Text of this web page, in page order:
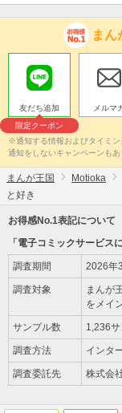
まん
友だち追加
限定クーポン
メルマ
※通知する情報およびタイミ
通知をしないキャンペーンもあ
まんが王国 Motioka
と好き
お得感No.1表記について
「電子コミックサービス
調査期間 2026年
調査対象
まんが
をメイ
サンプル数 1,236
調査方法 インタ
調査委託先 株式会